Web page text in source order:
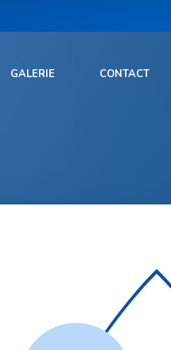
GALERIE CONTACT